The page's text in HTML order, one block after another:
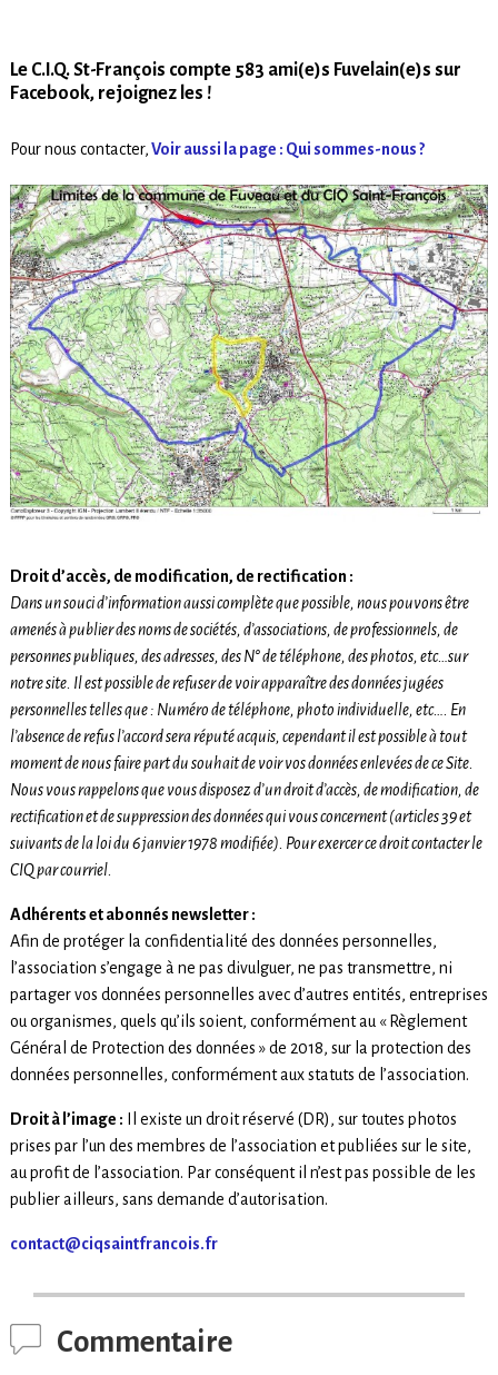
Le C.I.Q. St-François compte 583 ami(e)s Fuvelain(e)s sur
Facebook, rejoignez les !
Pour nous contacter,Voir aussi la page : Qui sommes-nous ?
Droit d’accès, de modification, de rectification :
Dans un souci d’information aussi complète que possible, nous pouvons être
amenés à publier des noms de sociétés, d’associations, de professionnels, de
personnes publiques, des adresses, des N° de téléphone, des photos, etc…sur
notre site. Il est possible de refuser de voir apparaître des données jugées
personnelles telles que : Numéro de téléphone, photo individuelle, etc…. En
l’absence de refus l’accord sera réputé acquis, cependant il est possible à tout
moment de nous faire part du souhait de voir vos données enlevées de ce Site.
Nous vous rappelons que vous disposez d’un droit d’accès, de modification, de
rectification et de suppression des données qui vous concernent (articles 39 et
suivants de la loi du 6 janvier 1978 modifiée). Pour exercer ce droit contacter le
CIQ par courriel.
Adhérents et abonnés newsletter :
Afin de protéger la confidentialité des données personnelles,
l’association s’engage à ne pas divulguer, ne pas transmettre, ni
partager vos données personnelles avec d’autres entités, entreprises
ou organismes, quels qu’ils soient, conformément au « Règlement
Général de Protection des données » de 2018, sur la protection des
données personnelles, conformément aux statuts de l’association.
Droit à l’image : Il existe un droit réservé (DR), sur toutes photos
prises par l’un des membres de l’association et publiées sur le site,
au profit de l’association. Par conséquent il n’est pas possible de les
publier ailleurs, sans demande d’autorisation.
contact@ciqsaintfrancois.fr
Commentaire